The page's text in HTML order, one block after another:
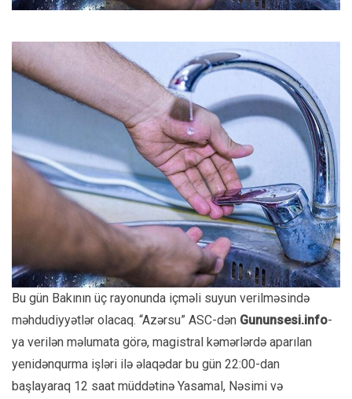
Bu gün Bakının üç rayonunda içməli suyun verilməsində
məhdudiyyətlər olacaq. “Azərsu” ASC-dən Gununsesi.info-
ya verilən məlumata görə, magistral kəmərlərdə aparılan
yenidənqurma işləri ilə əlaqədar bu gün 22:00-dan
başlayaraq 12 saat müddətinə Yasamal, Nəsimi və